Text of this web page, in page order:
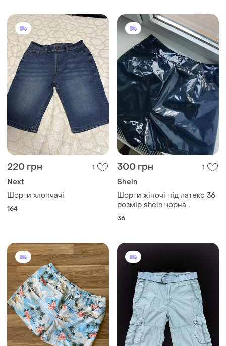
220 грн 1
Next
Шорти хлопчачі
164
300 грн 1
Shein
Шорти жіночі під латекс 36
розмір shein чорна
глянцева
36